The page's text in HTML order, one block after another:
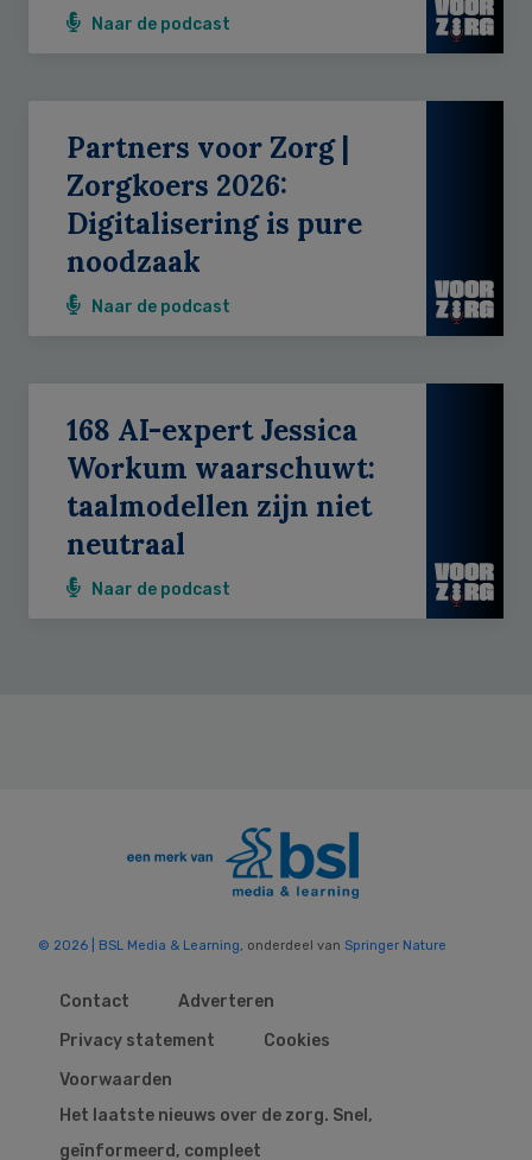
Naar de podcast
Partners voor Zorg |
Zorgkoers 2026:
Digitalisering is pure
noodzaak
Naar de podcast
168 AI-expert Jessica
Workum waarschuwt:
taalmodellen zijn niet
neutraal
Naar de podcast
© 2026 | BSL Media & Learning, onderdeel van Springer Nature
Contact
Adverteren
Privacy statement
Cookies
Voorwaarden
Het laatste nieuws over de zorg. Snel,
geïnformeerd, compleet